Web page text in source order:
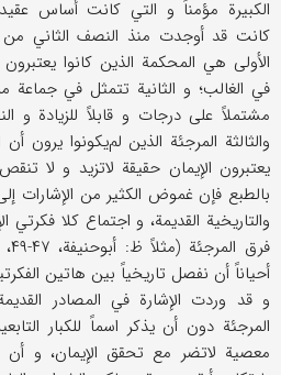
الكبيرة مؤمناً و التي كانت أساس
الأولى هي المحكمة الذين كانوا يعتبرون
في الغالب؛ و الثانية تتمثل في جماعة
مشتملاً على درجات و قابلاً للزيادة و
والثالثة المرجئة الذين لم‌يكونوا يرون أن
بالطبع فإن غموض الكثير من الإشارات
والتاريخية القديمة، و اجتماع كلا فكرتي
أحياناً أن نفصل تاريخياً بين هاتين
و قد وردت الإشارة في المصادر
المرجئة دون أن يذكر اسماً للكبار
معصية لاتضر مع تحقق الإيمان، و